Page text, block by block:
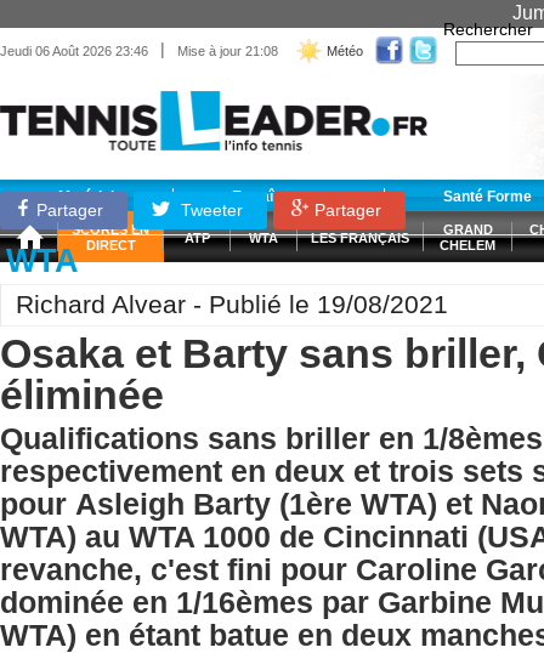
Jeudi 06 Août 2026 23:46 | Mise à jour 21:08 Météo
Rechercher
Matériel Entraînement Santé Forme
SCORES EN
DIRECT
ATP WTA LES FRANÇAIS
GRAND
CHELEM
Partager Tweeter Partager
WTA
Richard Alvear - Publié le 19/08/2021
Osaka et Barty sans briller,
éliminée
Qualifications sans briller en 1/
respectivement en deux et trois sets
pour Asleigh Barty (1ère WTA) et
WTA) au WTA 1000 de Cincinnati
revanche, c'est fini pour Caroline
dominée en 1/16èmes par Garbine
WTA) en étant batue en deux